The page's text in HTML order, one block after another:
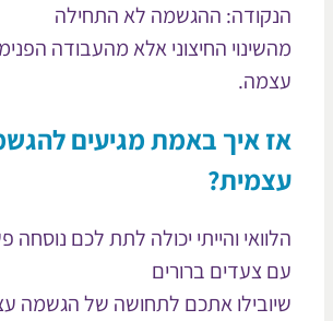
ההגשמה לא התחילה
החיצוני אלא מהעבודה הפנימית
איך באמת מגיעים להגשמה
והייתי יכולה לתת לכם נוסחה פשוטה
צעדים ברורים
אתכם לתחושה של הגשמה עצמית